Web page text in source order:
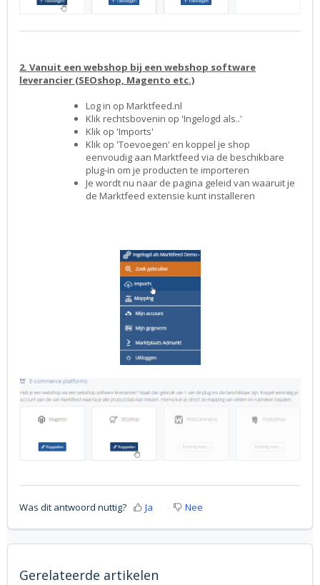
2. Vanuit een webshop bij een webshop software
leverancier (SEOshop, Magento etc.)
Log in op Marktfeed.nl
Klik rechtsbovenin op 'Ingelogd als..'
Klik op 'Imports'
Klik op 'Toevoegen' en koppel je shop
eenvoudig aan Marktfeed via de beschikbare
plug-in om je producten te importeren
Je wordt nu naar de pagina geleid van waaruit je
de Marktfeed extensie kunt installeren
Was dit antwoord nuttig? Ja Nee
Gerelateerde artikelen